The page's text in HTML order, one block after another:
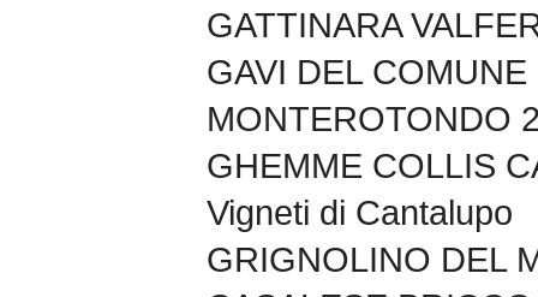
GATTINARA
GAVI DEL COMUNE
MONTEROTONDO
GHEMME COLLIS
Vigneti di Cantalupo
GRIGNOLINO DEL